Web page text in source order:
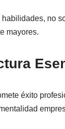
no
mayores.
éxito